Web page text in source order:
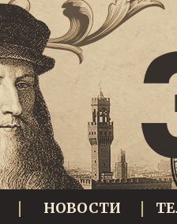
НОВОСТИ